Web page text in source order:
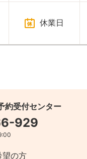
休業日
約受付センター
929
望の方